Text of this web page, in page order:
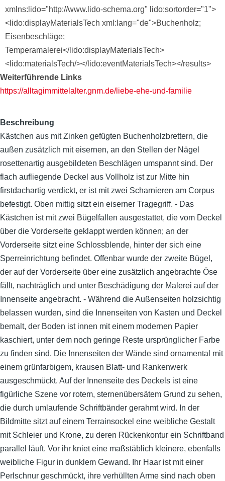
xmlns:lido="http://www.lido-schema.org" lido:sortorder="1">
<lido:displayMaterialsTech xml:lang="de">Buchenholz;
Eisenbeschläge;
Temperamalerei</lido:displayMaterialsTech>
<lido:materialsTech/></lido:eventMaterialsTech></results>
Weiterführende Links
https://alltagimmittelalter.gnm.de/liebe-ehe-und-familie
Beschreibung
Kästchen aus mit Zinken gefügten Buchenholzbrettern, die
außen zusätzlich mit eisernen, an den Stellen der Nägel
rosettenartig ausgebildeten Beschlägen umspannt sind. Der
flach aufliegende Deckel aus Vollholz ist zur Mitte hin
firstdachartig verdickt, er ist mit zwei Scharnieren am Corpus
befestigt. Oben mittig sitzt ein eiserner Tragegriff. - Das
Kästchen ist mit zwei Bügelfallen ausgestattet, die vom Deckel
über die Vorderseite geklappt werden können; an der
Vorderseite sitzt eine Schlossblende, hinter der sich eine
Sperreinrichtung befindet. Offenbar wurde der zweite Bügel,
der auf der Vorderseite über eine zusätzlich angebrachte Öse
fällt, nachträglich und unter Beschädigung der Malerei auf der
Innenseite angebracht. - Während die Außenseiten holzsichtig
belassen wurden, sind die Innenseiten von Kasten und Deckel
bemalt, der Boden ist innen mit einem modernen Papier
kaschiert, unter dem noch geringe Reste ursprünglicher Farbe
zu finden sind. Die Innenseiten der Wände sind ornamental mit
einem grünfarbigem, krausen Blatt- und Rankenwerk
ausgeschmückt. Auf der Innenseite des Deckels ist eine
figürliche Szene vor rotem, sternenübersätem Grund zu sehen,
die durch umlaufende Schriftbänder gerahmt wird. In der
Bildmitte sitzt auf einem Terrainsockel eine weibliche Gestalt
mit Schleier und Krone, zu deren Rückenkontur ein Schriftband
parallel läuft. Vor ihr kniet eine maßstäblich kleinere, ebenfalls
weibliche Figur in dunklem Gewand. Ihr Haar ist mit einer
Perlschnur geschmückt, ihre verhüllten Arme sind nach oben